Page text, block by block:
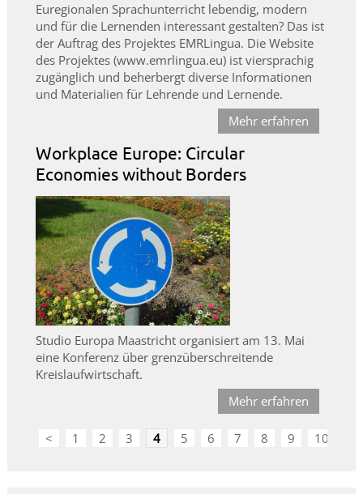
Euregionalen Sprachunterricht lebendig, modern
und für die Lernenden interessant gestalten? Das ist
der Auftrag des Projektes EMRLingua. Die Website
des Projektes (www.emrlingua.eu) ist viersprachig
zugänglich und beherbergt diverse Informationen
und Materialien für Lehrende und Lernende.
Mehr erfahren
Workplace Europe: Circular
Economies without Borders
Studio Europa Maastricht organisiert am 13. Mai
eine Konferenz über grenzüberschreitende
Kreislaufwirtschaft.
Mehr erfahren
< 1 2 3 4 5 6 7 8 9 10